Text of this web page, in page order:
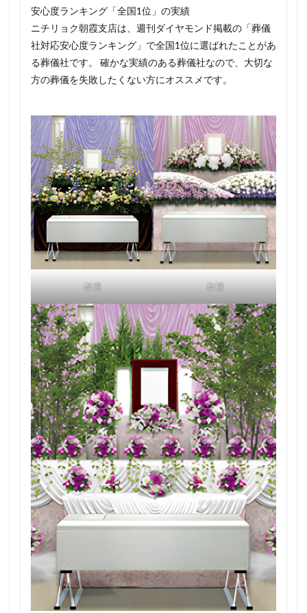
安心度ランキング「全国1位」の実績
ニチリョク朝霞支店は、週刊ダイヤモンド掲載の「葬儀
社対応安心度ランキング」で全国1位に選ばれたことがあ
る葬儀社です。 確かな実績のある葬儀社なので、大切な
方の葬儀を失敗したくない方にオススメです。
祭壇 祭壇